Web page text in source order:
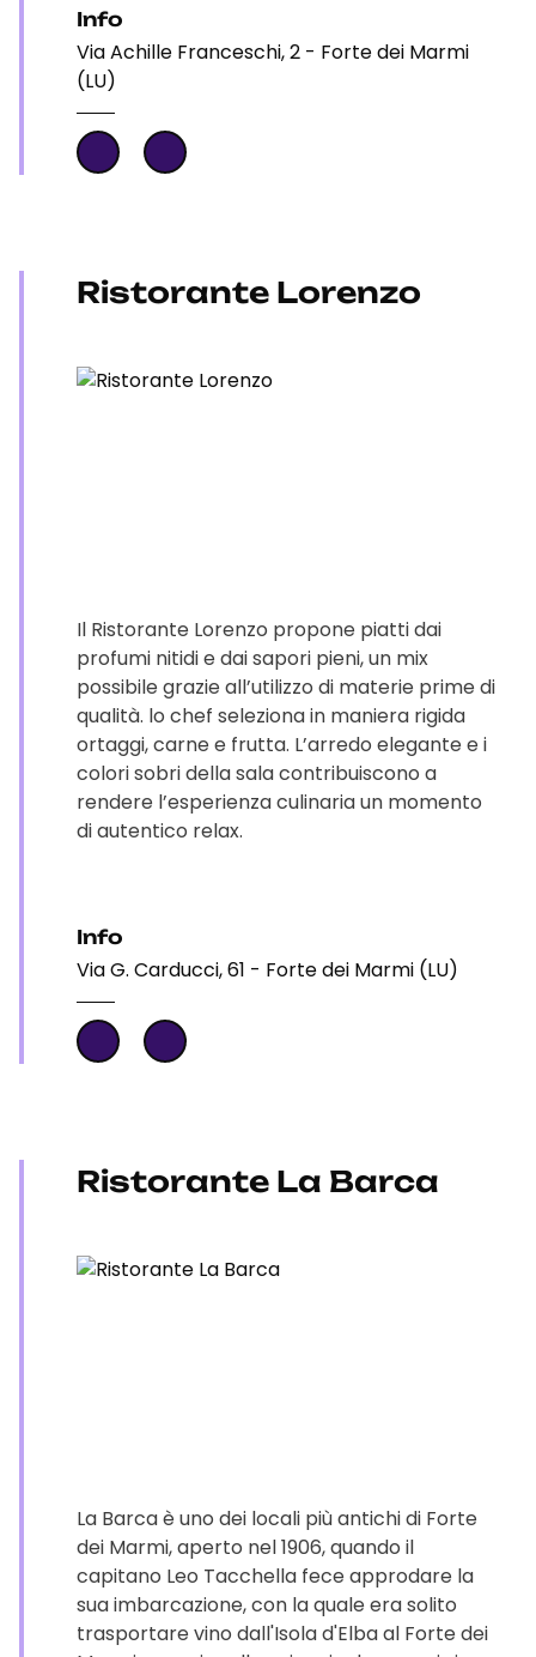
Info
Via Achille Franceschi, 2 - Forte dei Marmi
(LU)
Ristorante Lorenzo
Il Ristorante Lorenzo propone piatti dai
profumi nitidi e dai sapori pieni, un mix
possibile grazie all’utilizzo di materie prime di
qualità. lo chef seleziona in maniera rigida
ortaggi, carne e frutta. L’arredo elegante e i
colori sobri della sala contribuiscono a
rendere l’esperienza culinaria un momento
di autentico relax.
Info
Via G. Carducci, 61 - Forte dei Marmi (LU)
Ristorante La Barca
La Barca è uno dei locali più antichi di Forte
dei Marmi, aperto nel 1906, quando il
capitano Leo Tacchella fece approdare la
sua imbarcazione, con la quale era solito
trasportare vino dall'Isola d'Elba al Forte dei